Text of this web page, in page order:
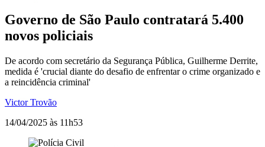
Governo de São Paulo contratará 5.400
novos policiais
De acordo com secretário da Segurança Pública, Guilherme Derrite,
medida é 'crucial diante do desafio de enfrentar o crime organizado e
a reincidência criminal'
Victor Trovão
14/04/2025 às 11h53